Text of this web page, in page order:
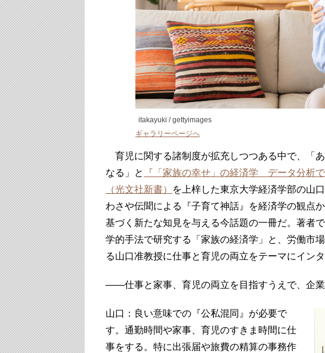
itakayuki / gettyimages
ギャラリーページへ
育児に関する諸制度が拡充しつつある中で、「
なる」と
『「家族の幸せ」の経済学 データ分析
（光文社新書）
を上梓した東京大学経済学部の山
わさや伝聞による『子育て神話』を経済学の観点
基づく新たな知見を与える今話題の一冊だ。著者
学的手法で研究する「家族の経済学」と、労働市
る山口准教授に仕事と育児の両立をテーマにインタ
――仕事と家事、育児の両立を目指すうえで、企業
山口：良い意味での『公私混同』が必要で
す。通勤時間や家事、育児のすきま時間に仕
事をする。特に出張届や旅費の精算の事務作